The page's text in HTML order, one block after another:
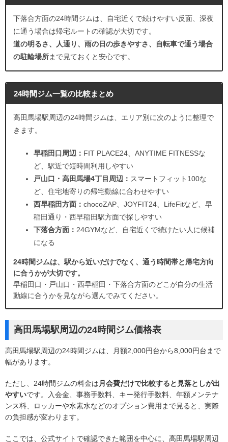
下落合方面の24時間ジムは、自宅近くで続けやすい反面、深夜
に通う場合は帰宅ルートの確認が大切です。
道の明るさ、人通り、雨の日の歩きやすさ、自転車で通う場合
の駐輪場所まで見ておくと安心です。
24時間ジム一覧の比較まとめ
高田馬場駅周辺の24時間ジムは、エリア別に次のように整理で
きます。
早稲田口周辺： FIT PLACE24、ANYTIME FITNESSな
ど、駅近で短時間利用しやすい
戸山口・高田馬場4丁目周辺： スマートフィット100な
ど、住宅地寄りの帰宅動線に合わせやすい
西早稲田方面： chocoZAP、JOYFIT24、LifeFitなど、早
稲田通り・西早稲田駅方面で探しやすい
下落合方面： 24GYMなど、自宅近くで続けたい人に候補
になる
24時間ジムは、駅から近いだけでなく、通う時間帯と帰宅方向
に合うかが大切です。
早稲田口・戸山口・西早稲田・下落合方面のどこが自分の生活
動線に合うかを見ながら選んでみてください。
高田馬場駅周辺の24時間ジム価格表
高田馬場駅周辺の24時間ジムは、月額2,000円台から8,000円台まで
幅があります。
ただし、24時間ジムの料金は 月会費だけで比較すると見落としが出
やすいです。入会金、事務手数料、キー発行手数料、年額メンテナ
ンス料、ロッカーや水素水などのオプション費用まで見ると、実際
の負担感が変わります。
ここでは、公式サイトで確認できた範囲を中心に、高田馬場駅周辺